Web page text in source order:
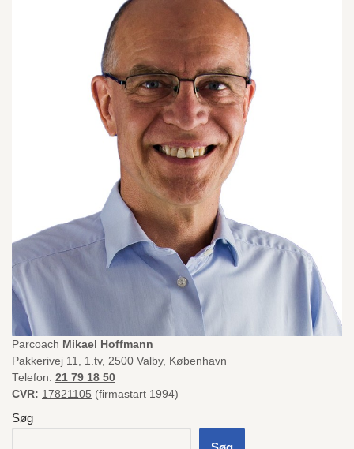
Parcoach Mikael Hoffmann
Pakkerivej 11, 1.tv, 2500 Valby, København
Telefon: 21 79 18 50
CVR: 17821105 (firmastart 1994)
Søg